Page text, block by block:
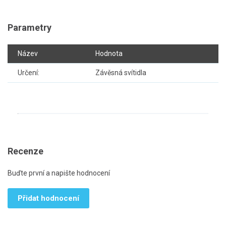
Parametry
Název Hodnota
Určení: Závěsná svítidla
Recenze
Buďte první a napište hodnocení
Přidat hodnocení